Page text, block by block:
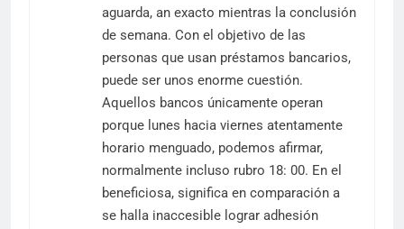
aguarda, an exacto mientras la conclusión
de semana. Con el objetivo de las
personas que usan préstamos bancarios,
puede ser unos enorme cuestión.
Aquellos bancos únicamente operan
porque lunes hacia viernes atentamente
horario menguado, podemos afirmar,
normalmente incluso rubro 18: 00. En el
beneficiosa, significa en comparación a
se halla inaccesible lograr adhesión